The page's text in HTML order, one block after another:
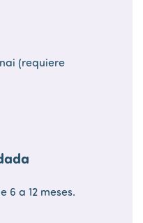
(requiere
6 a 12 meses.